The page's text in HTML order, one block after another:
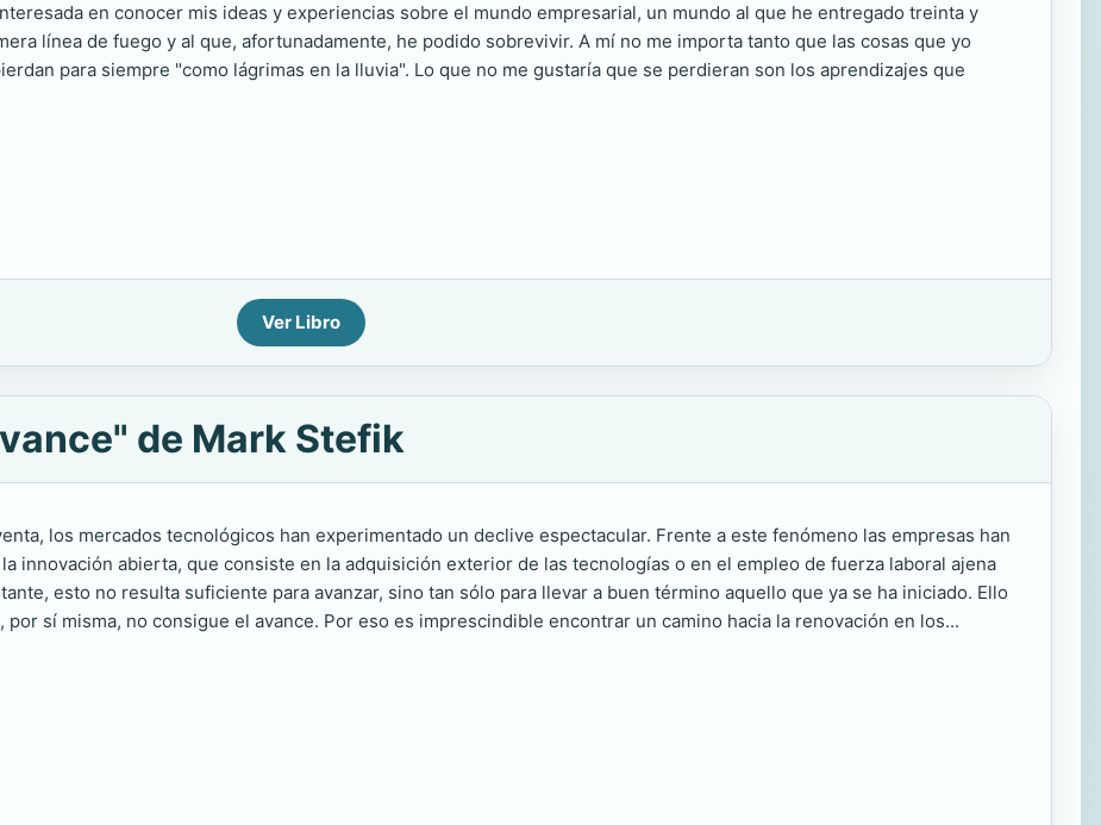
en conocer mis ideas y experiencias sobre el mundo empresarial, un mundo al que he entregado treinta y
línea de fuego y al que, afortunadamente, he podido sobrevivir. A mí no me importa tanto que las cosas que yo
para siempre "como lágrimas en la lluvia". Lo que no me gustaría que se perdieran son los aprendizajes que
Ver Libro
de Mark Stefik
los mercados tecnológicos han experimentado un declive espectacular. Frente a este fenómeno las empresas han
innovación abierta, que consiste en la adquisición exterior de las tecnologías o en el empleo de fuerza laboral ajena
esto no resulta suficiente para avanzar, sino tan sólo para llevar a buen término aquello que ya se ha iniciado. Ello
por sí misma, no consigue el avance. Por eso es imprescindible encontrar un camino hacia la renovación en los...